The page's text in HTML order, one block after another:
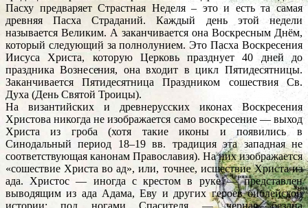
Пасху предваряет Страстная Неделя – это и есть та самая
древняя Пасха Страданий. Каждый день этой недели
называется Великим. А заканчивается она Воскресным Днём,
который следующий за полнолунием. Это Пасха Воскресения
Иисуса Христа, которую Церковь празднует 40 дней до
праздника Вознесения, она входит в цикл Пятидесятницы.
Заканчивается Пятидесятница Праздником сошествия Св.
Духа (День Святой Троицы).
На византийских и древнерусских иконах Воскресения
Христова никогда не изображается само воскресение — выход
Христа из гроба (хотя такие иконы и появились в
Синодальный период 18–19 вв. традиция эта западная не
соответствующая канонам Православия). На них изображается
«сошествие Христа во ад», или, точнее, исшествие Христа из
ада. Христос — иногда с крестом в руке — представлен
выводящим из ада Адама, Еву и других героев библейской
истории; под ногами Спасителя — черная бездна